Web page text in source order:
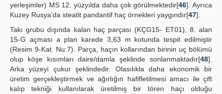
yerleşimler) MS 12. yüzyılda daha çok görülmektedir[46]. Ayrıca
Kuzey Rusya’da steatit pandantif haç örnekleri yaygındır[47].
Takı grubu dışında kalan haç parçası (KÇG15- ET01), 8. alan
15-G açması a plan karede 3,63 m kotunda tespit edilmiştir
(Resim 9-Kat. Nu:7). Parça, haçın kollarından birinin uç bölümü
olup köşe kısımları daire/damla şeklinde sonlanmaktadır[48].
Arka yüzeyi çukur şeklindedir. Olasılıkla daha ekonomik bir
üretim gerçekleştirmek ve ağırlığın hafifletilmesi amacı ile çift
kalıp tekniği kullanılarak üretilmiş bir tören haçı olduğu